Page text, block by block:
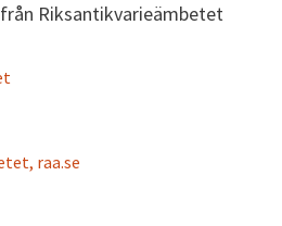
Riksantikvarieämbetet
raa.se